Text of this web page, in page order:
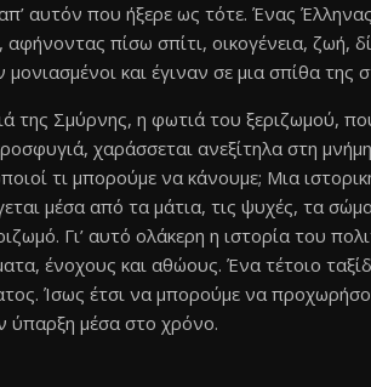
αυτόν που ήξερε ως τότε. Ένας
αφήνοντας πίσω σπίτι, οικογένεια, ζωή,
και έγιναν σε μια σπίθα της
της Σμύρνης, η φωτιά του ξεριζωμού,
χαράσσεται ανεξίτηλα στη
τι μπορούμε να κάνουμε; Μια
μέσα από τα μάτια, τις ψυχές, τα
Γι’ αυτό ολάκερη η ιστορία του
ένοχους και αθώους. Ένα τέτοιο
Ίσως έτσι να μπορούμε να
ύπαρξη μέσα στο χρόνο.